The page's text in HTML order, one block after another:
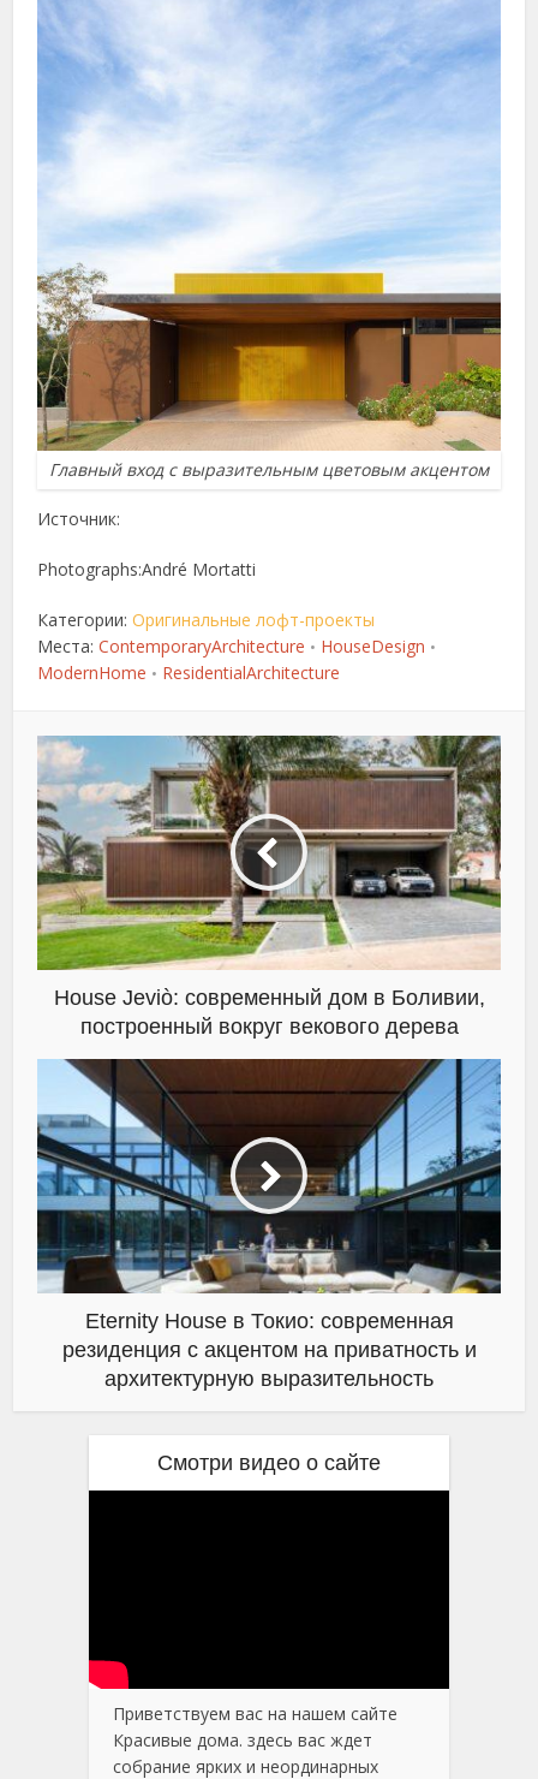
Главный вход с выразительным цветовым акцентом
Источник:
Photographs:André Mortatti
Категории:Оригинальные лофт-проекты
Места:ContemporaryArchitecture • HouseDesign •
ModernHome • ResidentialArchitecture
House Jeviò: современный дом в Боливии,
построенный вокруг векового дерева
Eternity House в Токио: современная
резиденция с акцентом на приватность и
архитектурную выразительность
Смотри видео о сайте
Приветствуем вас на нашем сайте
Красивые дома. здесь вас ждет
собрание ярких и неординарных